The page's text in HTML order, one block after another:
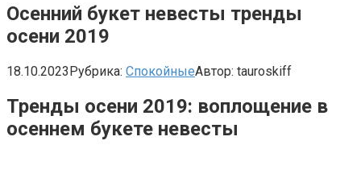
Осенний букет невесты тренды
осени 2019
18.10.2023Рубрика: СпокойныеАвтор: tauroskiff
Тренды осени 2019: воплощение в
осеннем букете невесты